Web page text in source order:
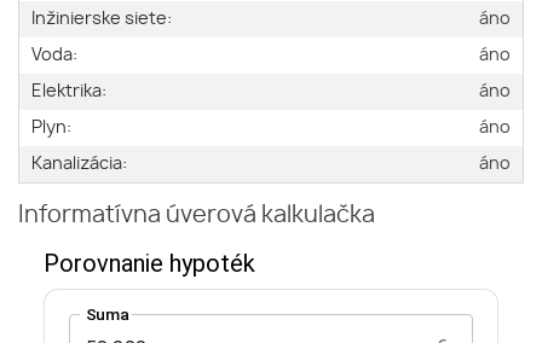
Inžinierske siete:
áno
Voda:
áno
Elektrika:
áno
Plyn:
áno
Kanalizácia:
áno
Informatívna úverová kalkulačka